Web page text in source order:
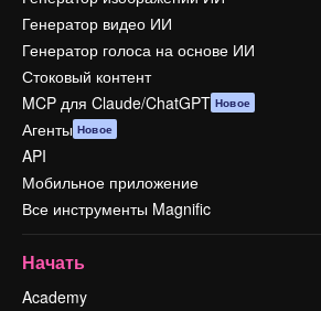
Генератор видео ИИ
Генератор голоса на основе ИИ
Стоковый контент
MCP для Claude/ChatGPT Новое
Агенты Новое
API
Мобильное приложение
Все инструменты Magnific
Начать
Academy